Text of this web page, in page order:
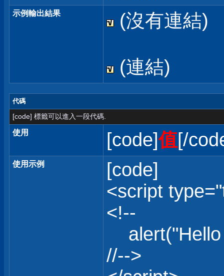
示例輸出結果 (沒有連結)
(連結)
代碼
[code] 標籤可以進入一段代碼.
使用 [code]值[/
使用示例
[code]
<script
<!--
alert("Hello
//-->